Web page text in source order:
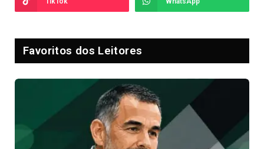
Favoritos dos Leitores